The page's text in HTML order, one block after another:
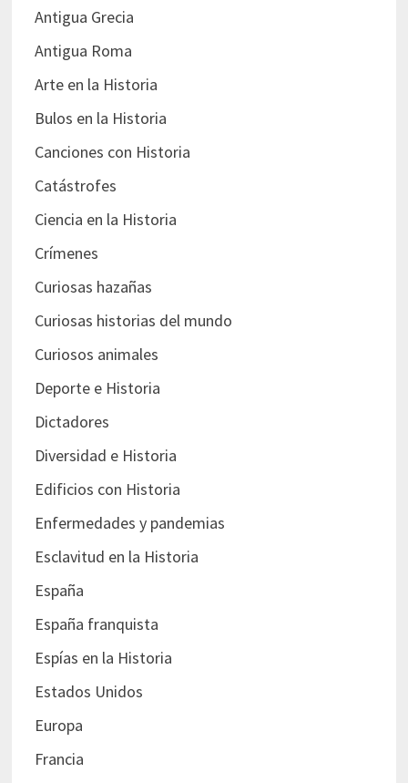
Antigua Grecia
Antigua Roma
Arte en la Historia
Bulos en la Historia
Canciones con Historia
Catástrofes
Ciencia en la Historia
Crímenes
Curiosas hazañas
Curiosas historias del mundo
Curiosos animales
Deporte e Historia
Dictadores
Diversidad e Historia
Edificios con Historia
Enfermedades y pandemias
Esclavitud en la Historia
España
España franquista
Espías en la Historia
Estados Unidos
Europa
Francia